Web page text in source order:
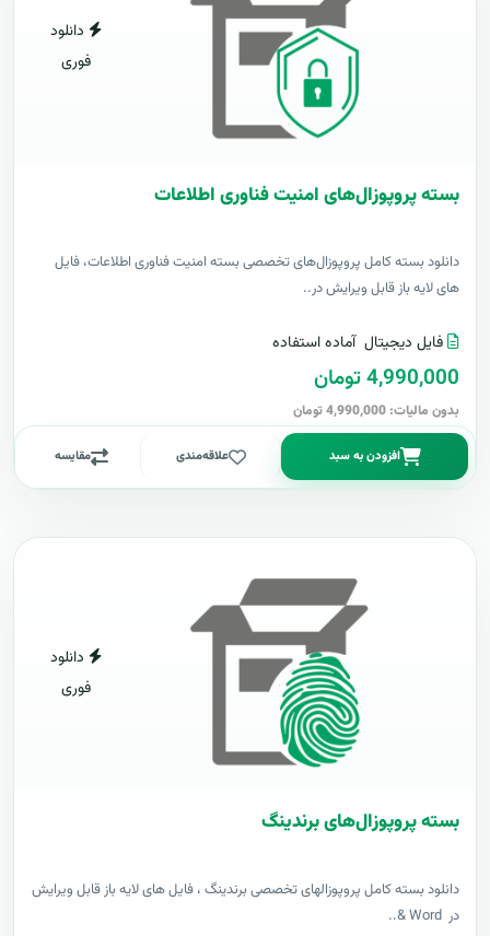
دانلود
فوری
بسته پروپوزال‌های امنیت فناوری اطلاعات
دانلود بسته کامل پروپوزال‌های تخصصی بسته امنیت فناوری اطلاعات، فایل
های لایه باز قابل ویرایش در..
فایل دیجیتال آماده استفاده
4,990,000 تومان
بدون مالیات: 4,990,000 تومان
افزودن به سبد علاقه‌مندی مقایسه
دانلود
فوری
بسته پروپوزال‌های برندینگ
دانلود بسته کامل پروپوزالهای تخصصی برندینگ ، فایل های لایه باز قابل ویرایش
در Word &..